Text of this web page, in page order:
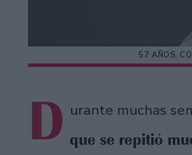
57 AÑOS,
D urante muchas
que se repitió